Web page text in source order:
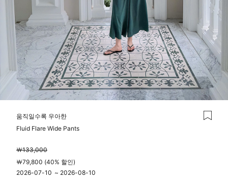
움직일수록 우아한
Fluid Flare Wide Pants
￦133,000
￦79,800 (40% 할인)
2026-07-10 ~ 2026-08-10